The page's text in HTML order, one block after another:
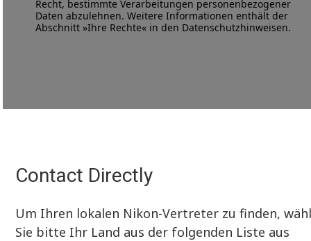
Recht, bestimmte Verarbeitungen personenbezogener
Daten abzulehnen. Weitere Informationen enthält der
Abschnitt »Ihre Rechte« in den Datenschutzhinweisen.
Contact Directly
Um Ihren lokalen Nikon-Vertreter zu finden,
Sie bitte Ihr Land aus der folgenden Liste aus